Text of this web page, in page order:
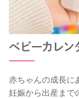
赤ちゃんの成長に
妊娠から出産まで